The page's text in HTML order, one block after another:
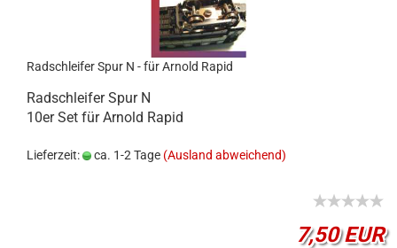
Radschleifer Spur N - für Arnold Rapid
Radschleifer Spur N
10er Set für Arnold Rapid
Lieferzeit: ca. 1-2 Tage (Ausland abweichend)
7,50 EUR